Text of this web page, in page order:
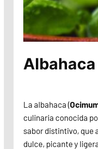
Albahaca
La albahaca (
culinaria conocida
sabor distintivo, que
dulce, picante y